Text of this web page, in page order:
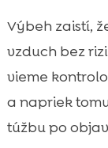
Výbeh zaistí,
vzduch bez
vieme
a napriek
túžbu po